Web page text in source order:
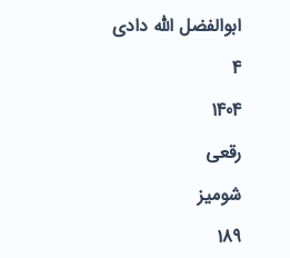
ابوالفضل الله دادی
4
1404
رقعی
شومیز
189